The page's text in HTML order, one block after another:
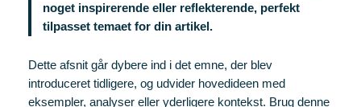
noget inspirerende eller reflekterende, perfekt
tilpasset temaet for din artikel.
Dette afsnit går dybere ind i det emne, der blev
introduceret tidligere, og udvider hovedideen med
eksempler, analyser eller yderligere kontekst. Brug denne